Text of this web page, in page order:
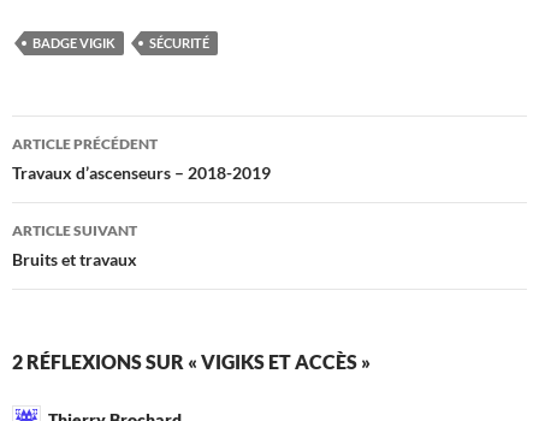
BADGE VIGIK SÉCURITÉ
Navigation
des
articles
ARTICLE PRÉCÉDENT
Travaux d’ascenseurs – 2018-2019
ARTICLE SUIVANT
Bruits et travaux
2 RÉFLEXIONS SUR « VIGIKS ET ACCÈS »